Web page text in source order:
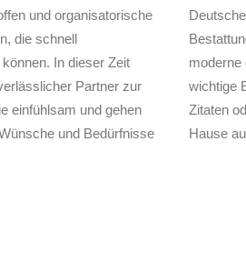
und organisatorische
die schnell
In dieser Zeit
Partner zur
einfühlsam und gehen
und Bedürfnisse
moderne
wichtige
Zitaten
Hause